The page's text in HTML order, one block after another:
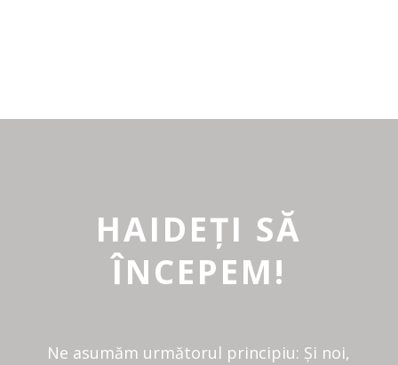
HAIDEȚI SĂ
ÎNCEPEM!
Ne asumăm următorul principiu: Și noi,